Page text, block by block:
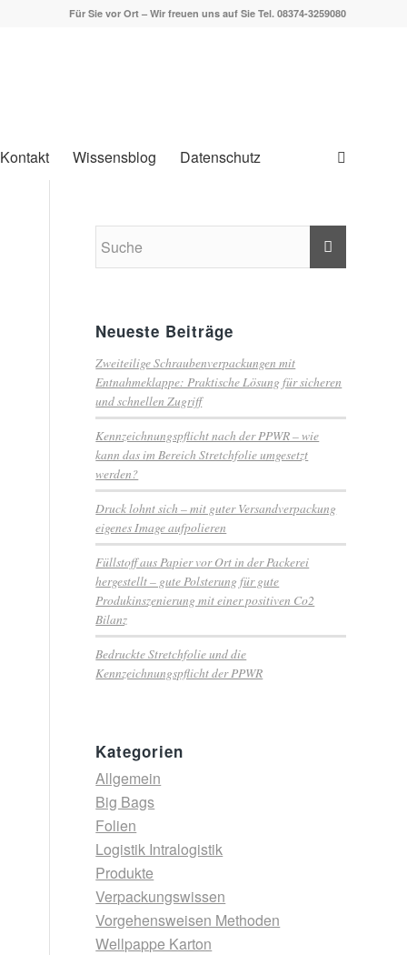
Für Sie vor Ort – Wir freuen uns auf Sie Tel. 08374-3259080
Kontakt Wissensblog Datenschutz
Neueste Beiträge
Zweiteilige Schraubenverpackungen mit
Entnahmeklappe: Praktische Lösung für sicheren
und schnellen Zugriff
Kennzeichnungspflicht nach der PPWR – wie
kann das im Bereich Stretchfolie umgesetzt
werden?
Druck lohnt sich – mit guter Versandverpackung
eigenes Image aufpolieren
Füllstoff aus Papier vor Ort in der Packerei
hergestellt – gute Polsterung für gute
Produkinszenierung mit einer positiven Co2
Bilanz
Bedruckte Stretchfolie und die
Kennzeichnungspflicht der PPWR
Kategorien
Allgemein
Big Bags
Folien
Logistik Intralogistik
Produkte
Verpackungswissen
Vorgehensweisen Methoden
Wellpappe Karton